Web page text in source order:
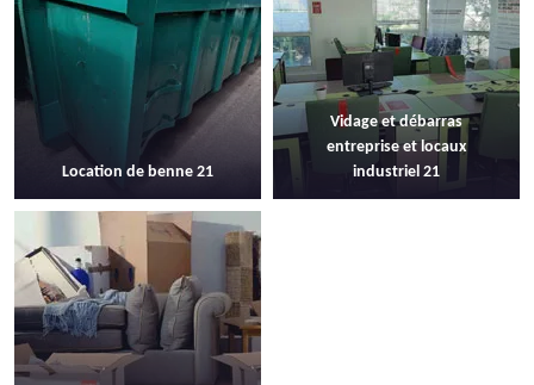
Location de benne 21
Vidage et débarras
entreprise et locaux
industriel 21